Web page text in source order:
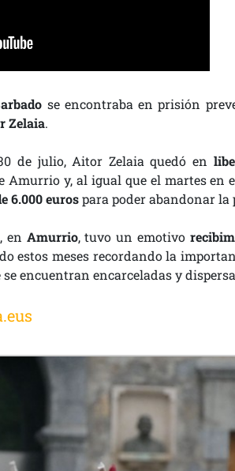
se encontraba en prisión
Zelaia.
de julio, Aitor Zelaia quedó en
Amurrio y, al igual que el martes en
6.000 eurospara poder abandonar
en Amurrio, tuvo un emotivo
estos meses recordando la
encuentran encarceladas y